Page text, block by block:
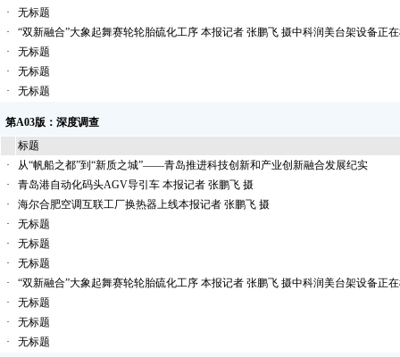
·
无标题
·
“双新融合”大象起舞赛轮轮胎硫化工序 本报记者 张鹏飞 摄中科润美台架设备正
·
无标题
·
无标题
·
无标题
第A03版：深度调查
标题
·
从“帆船之都”到“新质之城”——青岛推进科技创新和产业创新融合发展纪实
·
青岛港自动化码头AGV导引车 本报记者 张鹏飞 摄
·
海尔合肥空调互联工厂换热器上线本报记者 张鹏飞 摄
·
无标题
·
无标题
·
无标题
·
“双新融合”大象起舞赛轮轮胎硫化工序 本报记者 张鹏飞 摄中科润美台架设备正
·
无标题
·
无标题
·
无标题